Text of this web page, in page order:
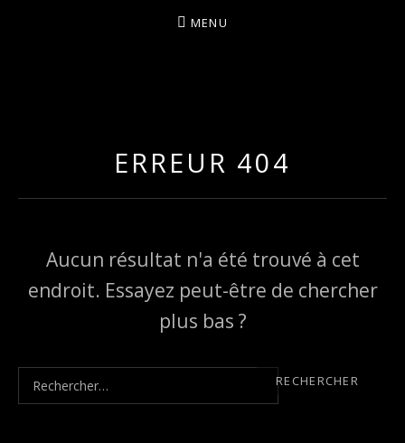
MENU
ERREUR 404
Aucun résultat n'a été trouvé à cet
endroit. Essayez peut-être de chercher
plus bas ?